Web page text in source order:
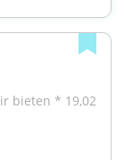
bieten * 19,02